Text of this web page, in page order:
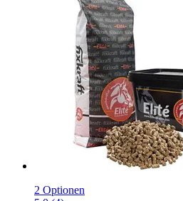
2 Optionen